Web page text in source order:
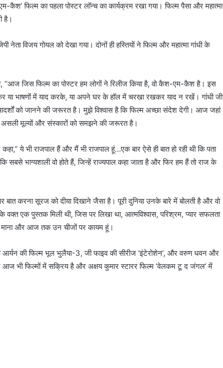
फिल्म का पहला पोस्टर लॉन्च का कार्यक्रम रखा गया। फिल्म पैसा और महात्मा
है।
नेता विजय गोयल को देखा गया। दोनों ही हस्तियों ने फिल्म और महात्मा गांधी के
“आज जिस फिल्म का पोस्टर हम लोगों ने रिलीज किया है, वो कैश-एम-कैश है। इस
या भाषणों में याद करके, या अपने घर के हॉल में चरखा रखकर याद न रखें। गांधी जी
को जानने की जरूरत है। मुझे विश्वास है कि फिल्म अच्छा संदेश देगी। आज जहां
मूल्यों और संस्कारों को समझने की जरूरत है।
ये भी राजपाल हैं और मैं भी राजपाल हूं…एक बार ऐसे ही बात हो रही थी कि पता
सबसे भाग्यशाली वो होते हैं, जिन्हें राज्यपाल कहा जाता है और फिर हम हैं तो राज के
बात करना सूरज को दीया दिखाने जैसा है। पूरी दुनिया उनके बारे में बोलती है और वो
वक्त एक पुस्तक मिली थी, जिस पर लिखा था, आत्मविश्वास, परिश्रम, प्यार सफलता
और आज तक उन चीजों पर कायम हूं।
आर्यन की फिल्म भूल भुलैया-3, जी फाइव की सीरीज ‘इंटेरोशेन’, और वरुण धवन और
आज भी फिल्मों में सक्रिय है और अक्षय कुमार स्टारर फिल्म ‘वेलकम टू द जंगल’ में
'द अलायंस' में दमदार परफॉर्मेंस के बाद
शिल्पा शिंदे ने फैंस को कहा शुक्रिया, श्रेया
सामंथा रुथ प्रभु ने फैंस के साथ शेयर की
मैटरनिटी मोमेंट्स की तस्वीरें, लिखा खास